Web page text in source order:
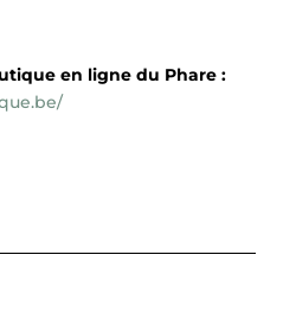
en ligne du Phare :